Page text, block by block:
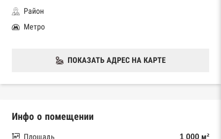
Район
Метро
ПОКАЗАТЬ АДРЕС НА КАРТЕ
Инфо о помещении
Площадь 1 000 м²